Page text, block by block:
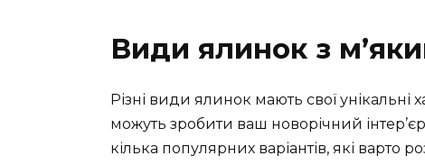
Види ялинок з
Різні види ялинок мають свої
можуть зробити ваш новорічний
кілька популярних варіантів, які варто